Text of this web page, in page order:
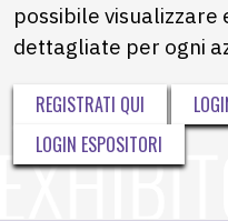
possibile
dettagliate per ogni
REGISTRATI QUI
LOGIN ESPOSITORI